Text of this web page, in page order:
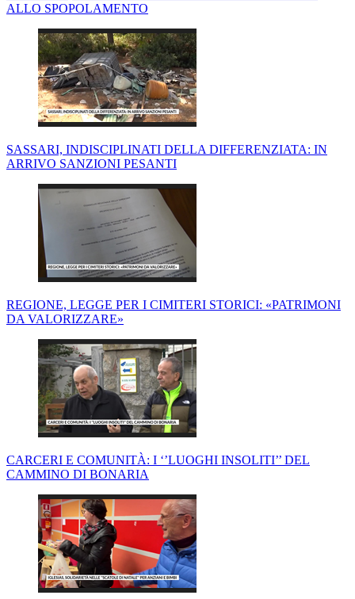
ALLO SPOPOLAMENTO
SASSARI, INDISCIPLINATI DELLA DIFFERENZIATA: IN
ARRIVO SANZIONI PESANTI
REGIONE, LEGGE PER I CIMITERI STORICI: «PATRIMONI
DA VALORIZZARE»
CARCERI E COMUNITÀ: I ‘’LUOGHI INSOLITI’’ DEL
CAMMINO DI BONARIA